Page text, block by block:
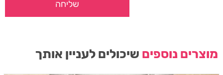
מוצרים נוספים שיכולים לעניין אותך